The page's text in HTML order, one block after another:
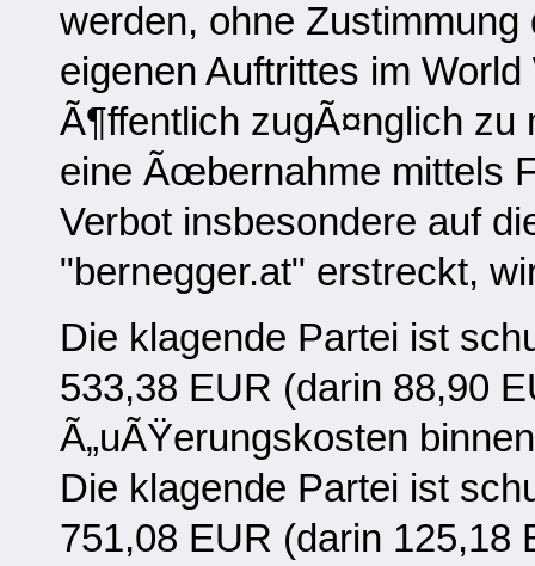
werden, ohne
eigenen Auftrittes im
Ã¶ffentlich zugÃ¤nglich
eine Ãœbernahme mittels
Verbot insbesondere auf
"bernegger.at" erstreckt,
Die klagende Partei ist
533,38 EUR (darin 88,90
Ã„uÃŸerungskosten
Die klagende Partei ist
751,08 EUR (darin 125,18